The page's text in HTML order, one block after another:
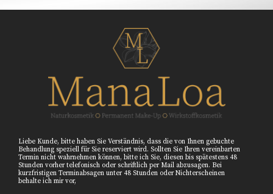
Liebe Kunde, bitte haben Sie Verständnis, dass die von Ihnen gebuchte
Behandlung speziell für Sie reserviert wird. Sollten Sie Ihren vereinbarten
Termin nicht wahrnehmen können, bitte ich Sie, diesen bis spätestens 48
Stunden vorher telefonisch oder schriftlich per Mail abzusagen. Bei
kurzfristigen Terminabsagen unter 48 Stunden oder Nichterscheinen
behalte ich mir vor,